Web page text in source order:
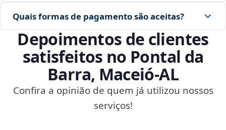
Quais formas de pagamento são aceitas?
Depoimentos de clientes
satisfeitos no Pontal da
Barra, Maceió‑AL
Confira a opinião de quem já utilizou nossos
serviços!